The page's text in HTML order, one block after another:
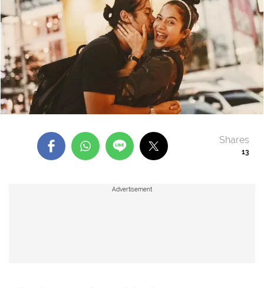
13
Shares
Advertisement